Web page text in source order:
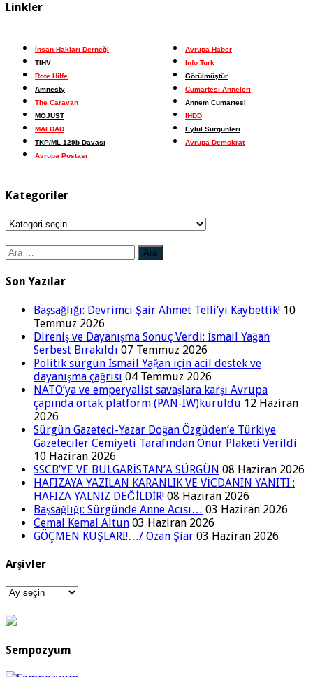
Linkler
İnsan Hakları Derneği
TİHV
Rote Hilfe
Amnesty
The Caravan
MOJUST
MAFDAD
TKP/ML 129b Davası
Avrupa Postası
Avrupa Haber
İnfo Turk
Görülmüştür
Cumartesi Anneleri
Annem Cumartesi
IHDD
Eylül Sürgünleri
Avrupa Demokrat
Kategoriler
Kategoriler
Arama:
Son Yazılar
Başsağlığı: Devrimci Şair Ahmet Telli’yi Kaybettik! 10
Temmuz 2026
Direniş ve Dayanışma Sonuç Verdi: İsmail Yağan
Serbest Bırakıldı 07 Temmuz 2026
Politik sürgün İsmail Yağan için acil destek ve
dayanışma çağrısı 04 Temmuz 2026
NATO’ya ve emperyalist savaşlara karşı Avrupa
çapında ortak platform (PAN-IW)kuruldu 12 Haziran
2026
Sürgün Gazeteci-Yazar Doğan Özgüden’e Türkiye
Gazeteciler Cemiyeti Tarafından Onur Plaketi Verildi
10 Haziran 2026
SSCB’YE VE BULGARİSTAN’A SÜRGÜN 08 Haziran 2026
HAFIZAYA YAZILAN KARANLIK VE VİCDANIN YANITI :
HAFIZA YALNIZ DEĞİLDİR! 08 Haziran 2026
Başsağlığı: Sürgünde Anne Acısı… 03 Haziran 2026
Cemal Kemal Altun 03 Haziran 2026
GÖÇMEN KUŞLARI!…/ Ozan Şiar 03 Haziran 2026
Arşivler
Arşivler
Sempozyum